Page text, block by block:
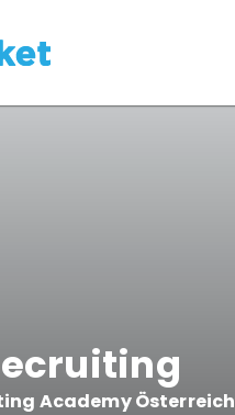
Academy Österreich